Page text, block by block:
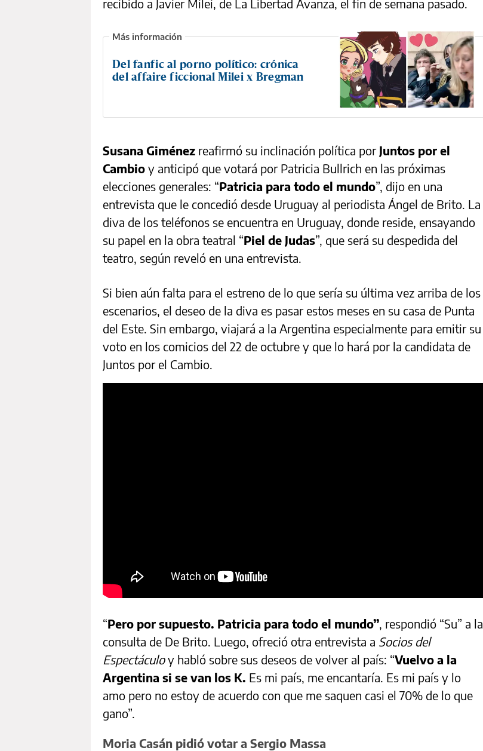
recibido a Javier Milei, de La Libertad Avanza, el fin de semana pasado.
Del fanfic al porno político: crónica
del affaire ficcional Milei x Bregman
Susana Giménez reafirmó su inclinación política por Juntos por el
Cambio y anticipó que votará por Patricia Bullrich en las próximas
elecciones generales: “Patricia para todo el mundo”, dijo en una
entrevista que le concedió desde Uruguay al periodista Ángel de Brito. La
diva de los teléfonos se encuentra en Uruguay, donde reside, ensayando
su papel en la obra teatral “Piel de Judas”, que será su despedida del
teatro, según reveló en una entrevista.
Si bien aún falta para el estreno de lo que sería su última vez arriba de los
escenarios, el deseo de la diva es pasar estos meses en su casa de Punta
del Este. Sin embargo, viajará a la Argentina especialmente para emitir su
voto en los comicios del 22 de octubre y que lo hará por la candidata de
Juntos por el Cambio.
“Pero por supuesto. Patricia para todo el mundo”, respondió “Su” a la
consulta de De Brito. Luego, ofreció otra entrevista a Socios del
Espectáculoy habló sobre sus deseos de volver al país: “Vuelvo a la
Argentina si se van los K. Es mi país, me encantaría. Es mi país y lo
amo pero no estoy de acuerdo con que me saquen casi el 70% de lo que
gano”.
Moria Casán pidió votar a Sergio Massa